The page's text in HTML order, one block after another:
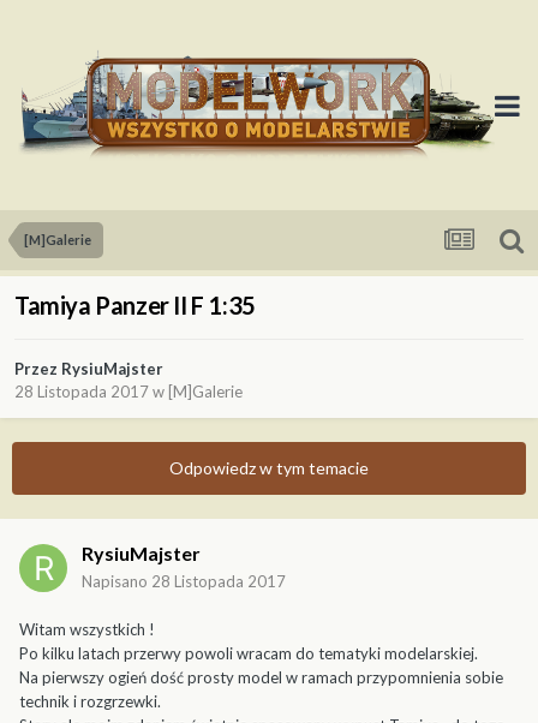
[M]Galerie
Tamiya Panzer II F 1:35
Przez RysiuMajster
28 Listopada 2017w [M]Galerie
Odpowiedz w tym temacie
RysiuMajster
Napisano 28 Listopada 2017
Witam wszystkich !
Po kilku latach przerwy powoli wracam do tematyki modelarskiej.
Na pierwszy ogień dość prosty model w ramach przypomnienia sobie
technik i rozgrzewki.